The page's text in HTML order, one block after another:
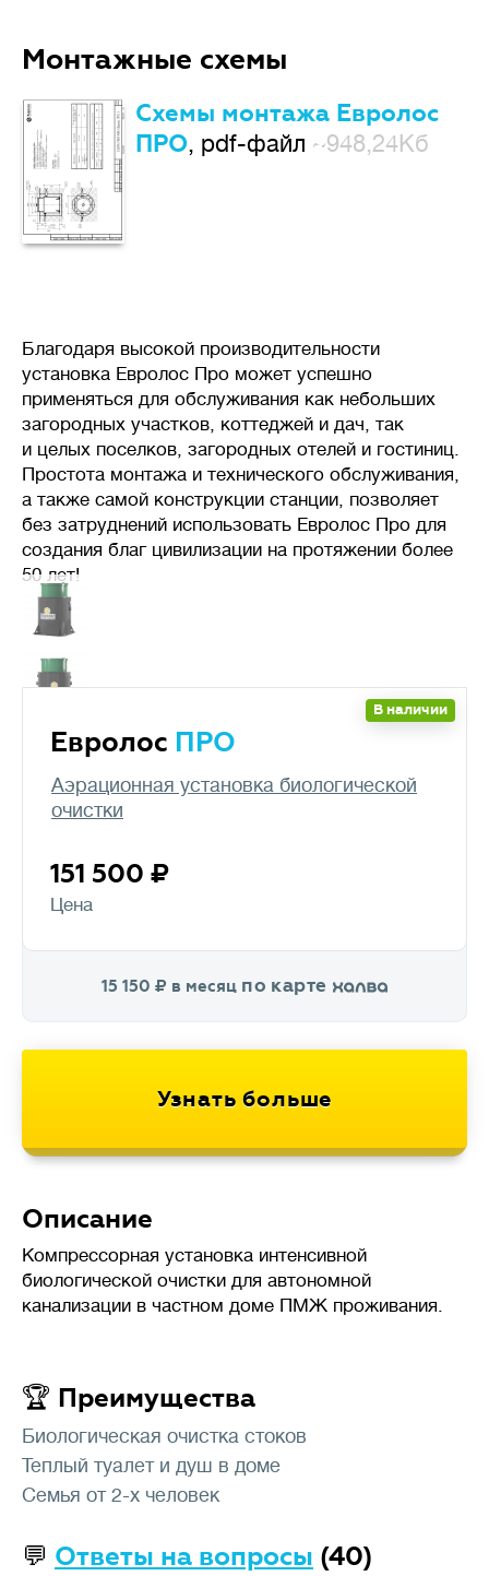
Монтажные схемы
Схемы монтажа Евролос
ПРО, pdf-файл ~948,24Кб
Благодаря высокой производительности
установка Евролос Про может успешно
применяться для обслуживания как небольших
загородных участков, коттеджей и дач, так
и целых поселков, загородных отелей и гостиниц.
Простота монтажа и технического обслуживания,
а также самой конструкции станции, позволяет
без затруднений использовать Евролос Про для
создания благ цивилизации на протяжении более
50 лет!
В наличии
Евролос ПРО
Аэрационная установка биологической
очистки
151 500
Цена
15 150 в месяц по карте
Описание
Компрессорная установка интенсивной
биологической очистки для автономной
канализации в частном доме ПМЖ проживания.
🏆 Преимущества
Биологическая очистка стоков
Теплый туалет и душ в доме
Семья от 2-х человек
💬 Ответы на вопросы (40)